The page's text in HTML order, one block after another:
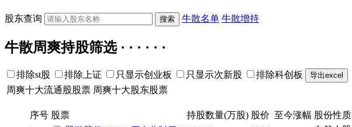
股东查询 牛散名单 牛散增持
牛散周爽持股筛选 · · · · · ·
排除st股 排除上证 只显示创业板 只显示次新股
排除科创板
周爽十大流通股股票 周爽十大股东股票
序号 股票 持股数量(万股) 股价 至今涨幅 股份性质